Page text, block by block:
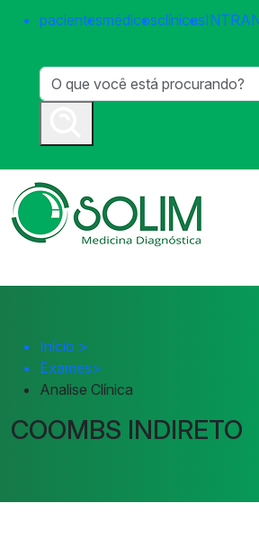
pacientesmédicosclínicas
Início >
Exames>
Analise Clínica
COOMBS INDIRETO